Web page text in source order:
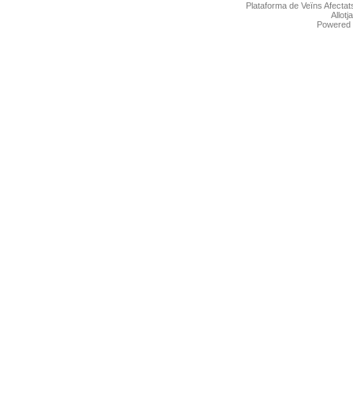
Plataforma de Veïns